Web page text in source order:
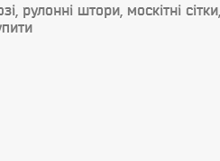
рулонні штори, москітні сітки,